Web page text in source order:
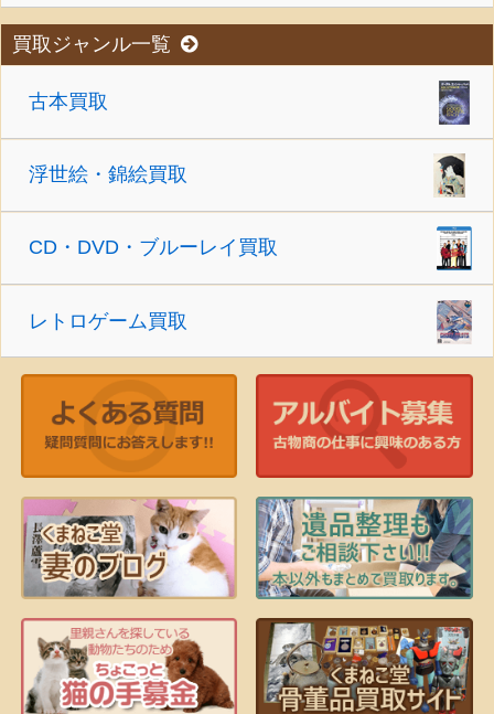
買取ジャンル一覧
古本買取
浮世絵・錦絵買取
CD・DVD・ブルーレイ買取
レトロゲーム買取